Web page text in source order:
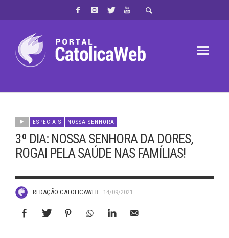
ESPECIAIS NOSSA SENHORA
3º DIA: NOSSA SENHORA DA DORES,
ROGAI PELA SAÚDE NAS FAMÍLIAS!
REDAÇÃO CATOLICAWEB 14/09/2021